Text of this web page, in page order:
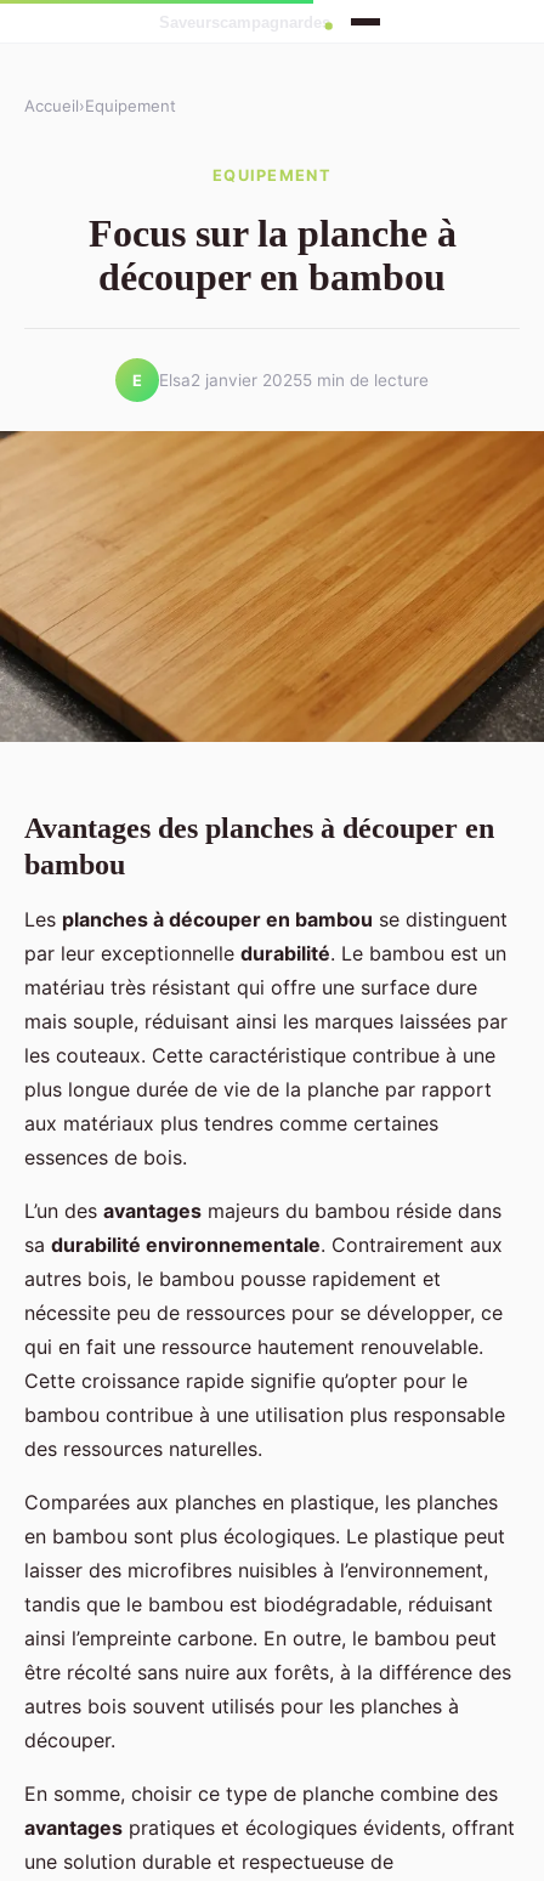
Accueil›Equipement
EQUIPEMENT
Focus sur la planche à
découper en bambou
E Elsa2 janvier 20255 min de lecture
Avantages des planches à découper en
bambou
Les planches à découper en bambou se distinguent
par leur exceptionnelle durabilité. Le bambou est un
matériau très résistant qui offre une surface dure
mais souple, réduisant ainsi les marques laissées par
les couteaux. Cette caractéristique contribue à une
plus longue durée de vie de la planche par rapport
aux matériaux plus tendres comme certaines
essences de bois.
L’un des avantages majeurs du bambou réside dans
sa durabilité environnementale. Contrairement aux
autres bois, le bambou pousse rapidement et
nécessite peu de ressources pour se développer, ce
qui en fait une ressource hautement renouvelable.
Cette croissance rapide signifie qu’opter pour le
bambou contribue à une utilisation plus responsable
des ressources naturelles.
Comparées aux planches en plastique, les planches
en bambou sont plus écologiques. Le plastique peut
laisser des microfibres nuisibles à l’environnement,
tandis que le bambou est biodégradable, réduisant
ainsi l’empreinte carbone. En outre, le bambou peut
être récolté sans nuire aux forêts, à la différence des
autres bois souvent utilisés pour les planches à
découper.
En somme, choisir ce type de planche combine des
avantages pratiques et écologiques évidents, offrant
une solution durable et respectueuse de